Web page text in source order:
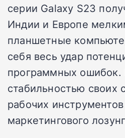
серии Galaxy S23
Индии и Европе
планшетные
себя весь удар
программных ошибок.
стабильностью своих
рабочих
маркетингового